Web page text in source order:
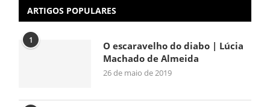
ARTIGOS POPULARES
1
O escaravelho do diabo | Lúcia
Machado de Almeida
26 de maio de 2019